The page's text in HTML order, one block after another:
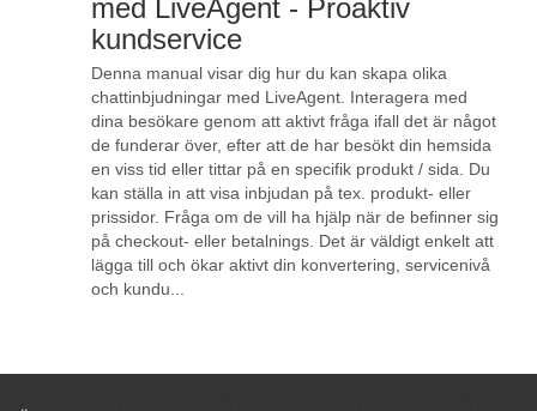
med LiveAgent - Proaktiv
kundservice
Denna manual visar dig hur du kan skapa olika
chattinbjudningar med LiveAgent. Interagera med
dina besökare genom att aktivt fråga ifall det är något
de funderar över, efter att de har besökt din hemsida
en viss tid eller tittar på en specifik produkt / sida. Du
kan ställa in att visa inbjudan på tex. produkt- eller
prissidor. Fråga om de vill ha hjälp när de befinner sig
på checkout- eller betalnings. Det är väldigt enkelt att
lägga till och ökar aktivt din konvertering, servicenivå
och kundu...